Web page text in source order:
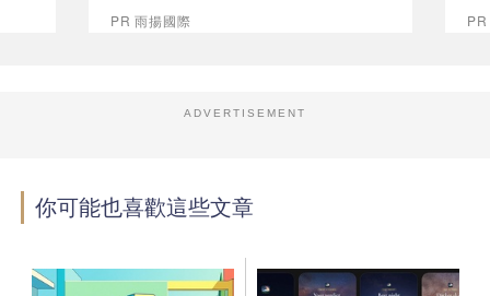
PR 雨揚國際
ADVERTISEMENT
你可能也喜歡這些文章